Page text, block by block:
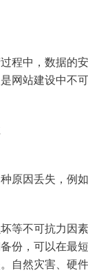
程中，数据的
网站建设中不
原因丢失，例
等不可抗力因
份，可以在最
自然灾害、硬